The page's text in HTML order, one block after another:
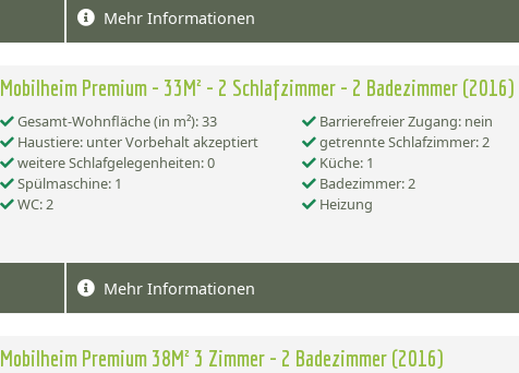
Mehr Informationen
Mobilheim Premium - 33M² - 2 Schlafzimmer - 2 Badezimmer (2016)
Gesamt-Wohnfläche (in m²): 33
Barrierefreier Zugang: nein
Haustiere: unter Vorbehalt akzeptiert
getrennte Schlafzimmer: 2
weitere Schlafgelegenheiten: 0
Küche: 1
Spülmaschine: 1
Badezimmer: 2
WC: 2
Heizung
Mehr Informationen
Mobilheim Premium 38M² 3 Zimmer - 2 Badezimmer (2016)